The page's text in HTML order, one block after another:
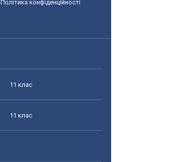
Політика конфіденційності
11 клас
11 клас